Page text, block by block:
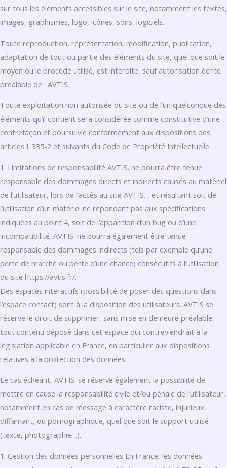
sur tous les éléments accessibles sur le site, notamment les textes,
images, graphismes, logo, icônes, sons, logiciels.
Toute reproduction, représentation, modification, publication,
adaptation de tout ou partie des éléments du site, quel que soit le
moyen ou le procédé utilisé, est interdite, sauf autorisation écrite
préalable de : AVTIS.
Toute exploitation non autorisée du site ou de l’un quelconque des
éléments qu’il contient sera considérée comme constitutive d’une
contrefaçon et poursuivie conformément aux dispositions des
articles L.335-2 et suivants du Code de Propriété Intellectuelle.
1. Limitations de responsabilité AVTIS. ne pourra être tenue
responsable des dommages directs et indirects causés au matériel
de l’utilisateur, lors de l’accès au site AVTIS. , et résultant soit de
l’utilisation d’un matériel ne répondant pas aux spécifications
indiquées au point 4, soit de l’apparition d’un bug ou d’une
incompatibilité. AVTIS. ne pourra également être tenue
responsable des dommages indirects (tels par exemple qu’une
perte de marché ou perte d’une chance) consécutifs à l’utilisation
du site https://avtis.fr/.
Des espaces interactifs (possibilité de poser des questions dans
l’espace contact) sont à la disposition des utilisateurs. AVTIS se
réserve le droit de supprimer, sans mise en demeure préalable,
tout contenu déposé dans cet espace qui contreviendrait à la
législation applicable en France, en particulier aux dispositions
relatives à la protection des données.
Le cas échéant, AVTIS. se réserve également la possibilité de
mettre en cause la responsabilité civile et/ou pénale de l’utilisateur,
notamment en cas de message à caractère raciste, injurieux,
diffamant, ou pornographique, quel que soit le support utilisé
(texte, photographie…).
1. Gestion des données personnelles En France, les données